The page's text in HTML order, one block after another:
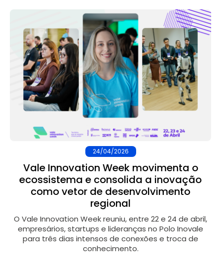
24/04/2026
Vale Innovation Week movimenta o
ecossistema e consolida a inovação
como vetor de desenvolvimento
regional
O Vale Innovation Week reuniu, entre 22 e 24 de abril,
empresários, startups e lideranças no Polo Inovale
para três dias intensos de conexões e troca de
conhecimento.